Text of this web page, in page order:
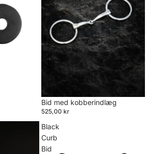
Bid med kobberindlæg
525,00 kr
Black
Curb
Bid